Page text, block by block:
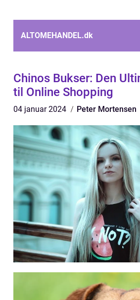
ALTOMEHANDEL.dk
Chinos Bukser: Den
til Online Shopping
04 januar 2024 Peter Mortensen